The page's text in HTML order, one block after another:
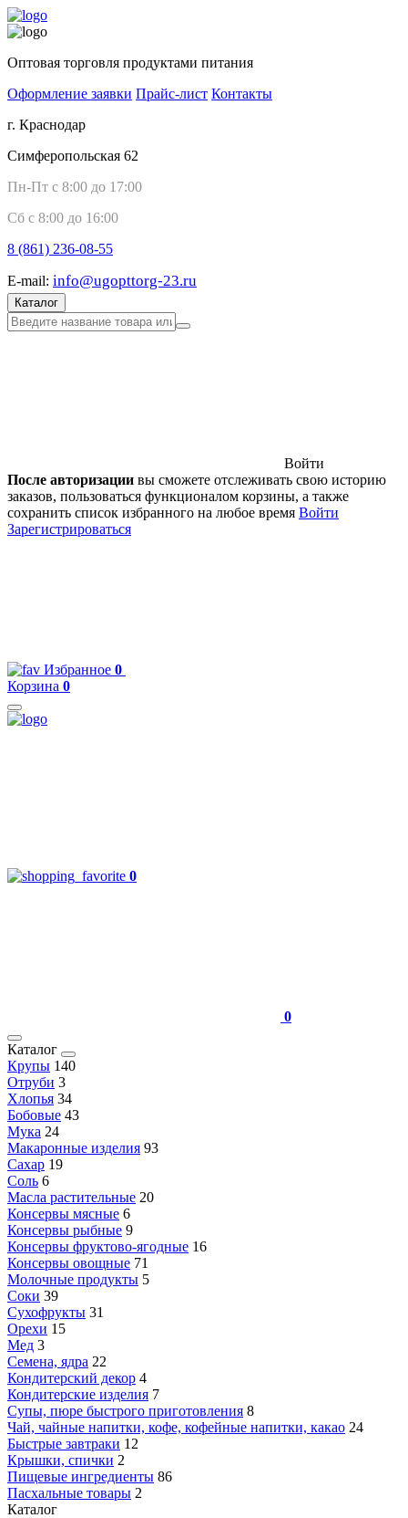
Оптовая торговля продуктами питания
Оформление заявки Прайс-лист Контакты
г. Краснодар
Симферопольская 62
Пн-Пт с 8:00 до 17:00
Сб с 8:00 до 16:00
8 (861) 236-08-55
E-mail: info@ugopttorg-23.ru
Каталог
Войти
После авторизации вы сможете отслеживать свою историю
заказов, пользоваться функционалом корзины, а также
сохранить список избранного на любое время Войти
Зарегистрироваться
Избранное 0
Корзина 0
0
0
Каталог
Крупы 140
Отруби 3
Хлопья 34
Бобовые 43
Мука 24
Макаронные изделия 93
Сахар 19
Соль 6
Масла растительные 20
Консервы мясные 6
Консервы рыбные 9
Консервы фруктово-ягодные 16
Консервы овощные 71
Молочные продукты 5
Соки 39
Сухофрукты 31
Орехи 15
Мед 3
Семена, ядра 22
Кондитерский декор 4
Кондитерские изделия 7
Супы, пюре быстрого приготовления 8
Чай, чайные напитки, кофе, кофейные напитки, какао 24
Быстрые завтраки 12
Крышки, спички 2
Пищевые ингредиенты 86
Пасхальные товары 2
Каталог